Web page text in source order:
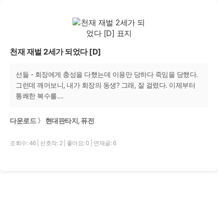
천재 재벌 2세가 되었다 [D]
선들 - 회장에게 충성을 다했는데 이용만 당하다 죽임을 당했다.
그런데 깨어보니, 내가 회장의 동생? 그래, 잘 걸렸다. 이제부터
통쾌한 복수를....
다운로드 〉 현대판타지, 퓨전
조회수: 46 선호작: 2 좋아요: 0 연재글: 6